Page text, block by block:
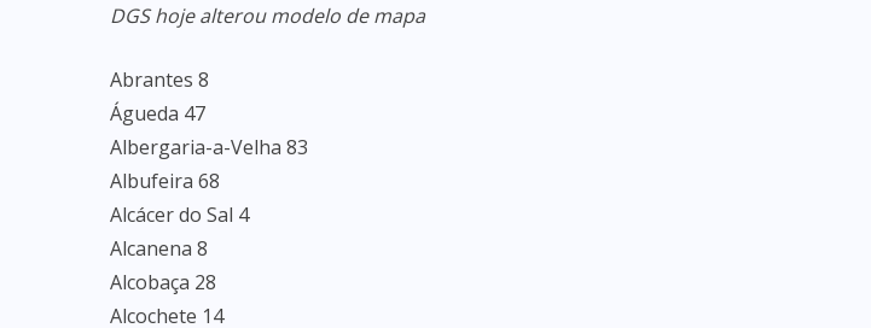
DGS hoje alterou modelo de mapa
Abrantes 8
Águeda 47
Albergaria-a-Velha 83
Albufeira 68
Alcácer do Sal 4
Alcanena 8
Alcobaça 28
Alcochete 14